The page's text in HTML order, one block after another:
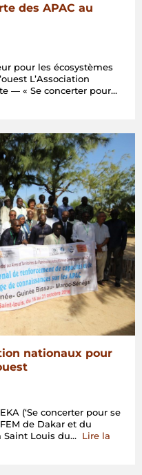
des APAC au
pour les écosystèmes
L’Association
— « Se concerter pour…
nationaux pour
(‘Se concerter pour se
de Dakar et du
Saint Louis du… Lire la